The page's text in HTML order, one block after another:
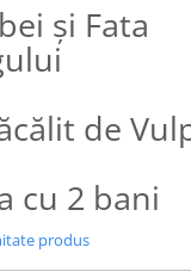
și Fata
de
cu 2 bani
produs